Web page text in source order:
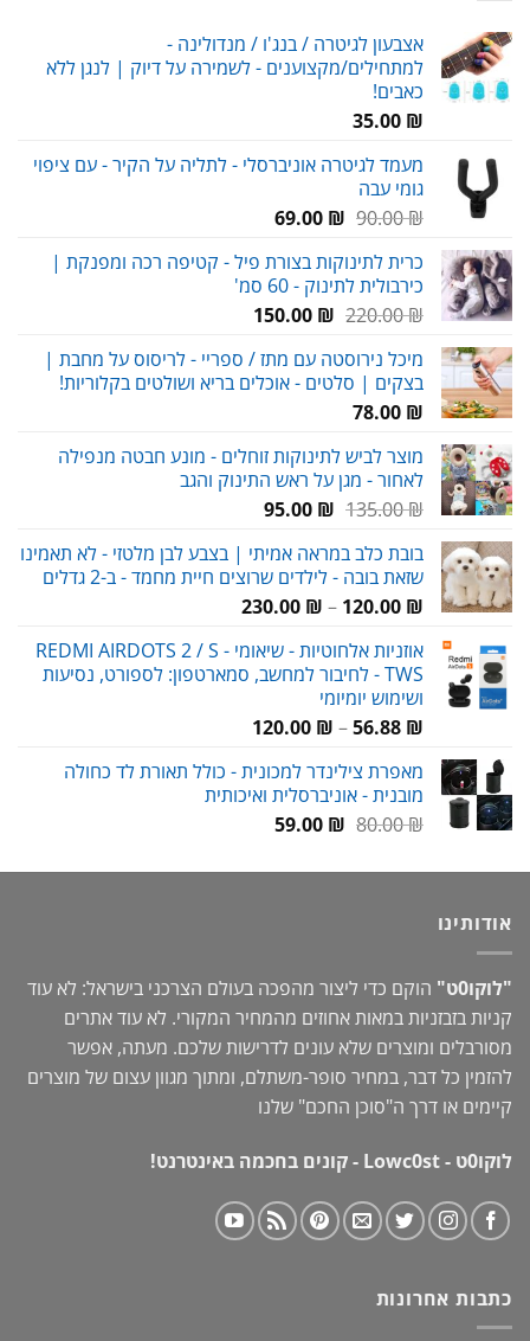
אצבעון לגיטרה / בנג'ו / מנדולינה -
למתחילים/מקצוענים - לשמירה על דיוק | לנגן ללא
כאבים!
35.00 ₪
מעמד לגיטרה אוניברסלי - לתליה על הקיר - עם ציפוי
גומי עבה
90.00₪
המחיר
היה:
90.00 ₪.
69.00 ₪
המחיר
הוא:
69.00 ₪.
כרית לתינוקות בצורת פיל - קטיפה רכה ומפנקת |
כירבולית לתינוק - 60 סמ'
220.00₪
המחיר
היה:
220.00 ₪.
150.00 ₪
המחיר
הוא:
150.00 ₪.
מיכל נירוסטה עם מתז / ספריי - לריסוס על מחבת |
בצקים | סלטים - אוכלים בריא ושולטים בקלוריות!
78.00 ₪
מוצר לביש לתינוקות זוחלים - מונע חבטה מנפילה
לאחור - מגן על ראש התינוק והגב
135.00₪
המחיר
היה:
135.00 ₪.
95.00 ₪
המחיר
הוא:
95.00 ₪.
בובת כלב במראה אמיתי | בצבע לבן מלטזי - לא תאמינו
שזאת בובה - לילדים שרוצים חיית מחמד - ב-2 גדלים
120.00 ₪
–
230.00 ₪
טווח
עד
אוזניות אלחוטיות - שיאומי REDMI AIRDOTS 2 / S -
TWS - לחיבור למחשב, סמארטפון: לספורט, נסיעות
ושימוש יומיומי
56.88 ₪
–
120.00 ₪
עד
מאפרת צילינדר למכונית - כולל תאורת לד כחולה
מובנית - אוניברסלית ואיכותית
80.00₪
המחיר
היה:
59.00 ₪
המחיר
הוא:
אודותינו
"לוקו0ט"
הוקם כדי ליצור מהפכה בעולם הצרכני בישראל: לא עוד
קניות בזבזניות במאות אחוזים מהמחיר המקורי. לא עוד אתרים
מסורבלים ומוצרים שלא עונים לדרישות שלכם. מעתה, אפשר
להזמין כל דבר, במחיר סופר-משתלם, ומתוך מגוון עצום של מוצרים
קיימים או דרך ה"סוכן החכם" שלנו
לוקו0ט - Lowc0st - קונים בחכמה באינטרנט!
כתבות אחרונות